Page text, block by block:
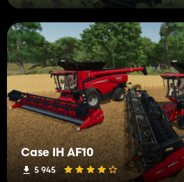
Case IH AF10
5 945